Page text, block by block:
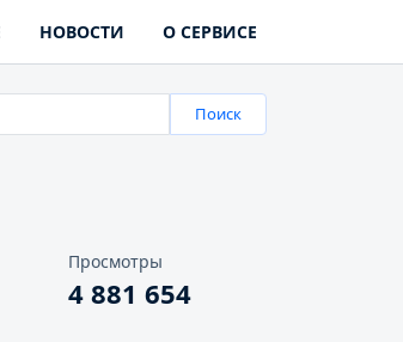
НОВОСТИ О СЕРВИСЕ
Поиск
Просмотры
4 881 654